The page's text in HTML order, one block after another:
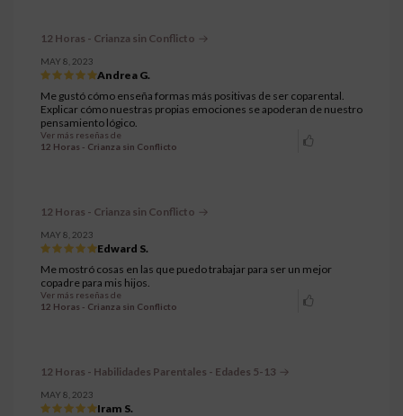
12 Horas - Crianza sin Conflicto
MAY 8, 2023
Andrea G.
Me gustó cómo enseña formas más positivas de ser coparental.
Explicar cómo nuestras propias emociones se apoderan de nuestro
pensamiento lógico.
Ver más reseñas de
12 Horas - Crianza sin Conflicto
12 Horas - Crianza sin Conflicto
MAY 8, 2023
Edward S.
Me mostró cosas en las que puedo trabajar para ser un mejor
copadre para mis hijos.
Ver más reseñas de
12 Horas - Crianza sin Conflicto
12 Horas - Habilidades Parentales - Edades 5-13
MAY 8, 2023
Iram S.